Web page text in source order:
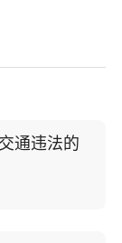
通违法的